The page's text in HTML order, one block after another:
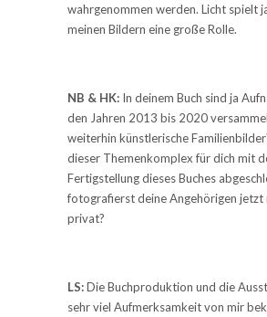
wahrgenommen werden. Licht spielt
meinen Bildern eine große Rolle.
NB & HK: In deinem Buch sind ja
den Jahren 2013 bis 2020
weiterhin künstlerische
dieser Themenkomplex für dich mit
Fertigstellung dieses Buches
fotografierst deine Angehörigen jetzt
privat?
LS:Die Buchproduktion und die
sehr viel Aufmerksamkeit von mir